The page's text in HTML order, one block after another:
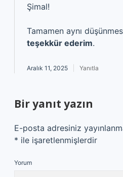
Şimal!
Tamamen aynı
teşekkür ederim.
Aralık 11, 2025 Yanıtla
Bir yanıt yazın
E-posta adresiniz
* ile işaretlenmişlerdir
Yorum